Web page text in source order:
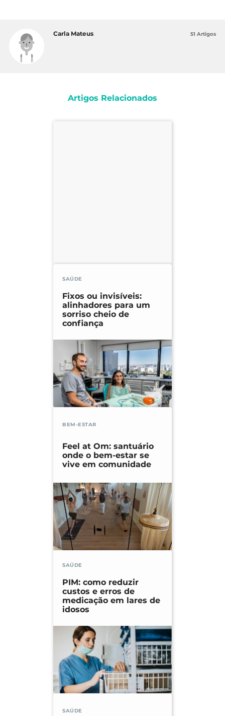
Carla Mateus 51 Artigos
Artigos Relacionados
SAÚDE
Fixos ou invisíveis:
alinhadores para um
sorriso cheio de
confiança
BEM-ESTAR
Feel at Om: santuário
onde o bem-estar se
vive em comunidade
SAÚDE
PIM: como reduzir
custos e erros de
medicação em lares de
idosos
SAÚDE